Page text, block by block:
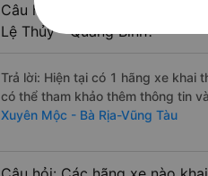
Câu hỏi: Các hãng xe nào
Lệ Thủy - Quảng Bình?
Trả lời: Hiện tại có 1 hãng xe khai
có thể tham khảo thêm thông tin
Xuyên Mộc - Bà Rịa-Vũng Tàu